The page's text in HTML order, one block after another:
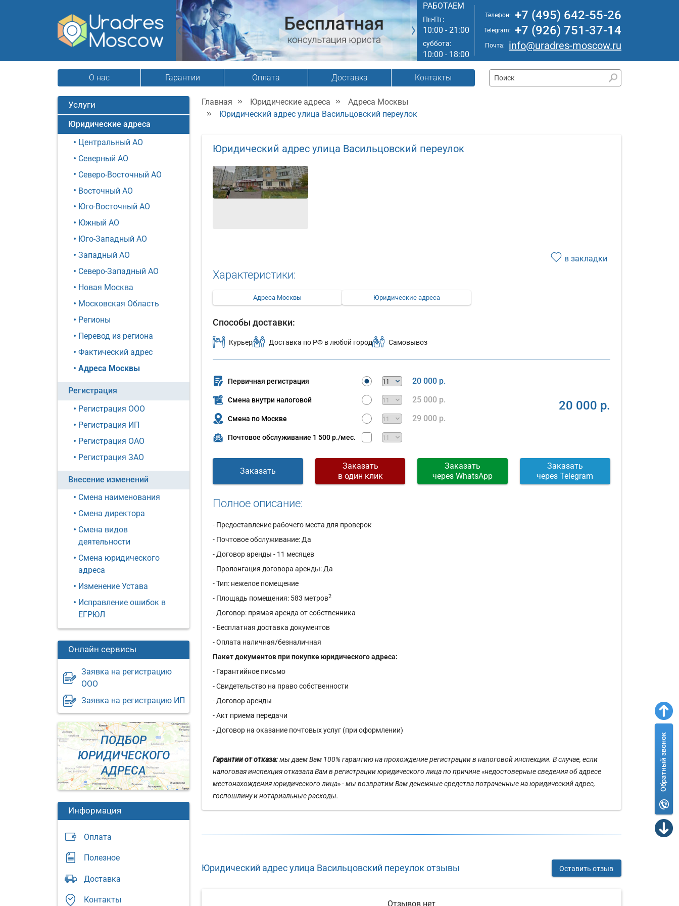
РАБОТАЕМ
Пн-Пт:
10:00 - 21:00
суббота:
10:00 - 18:00
Телефон: +7 (495) 642-55-26
Telegram: +7 (926) 751-37-14
Почта: info@uradres-moscow.ru
О нас Гарантии Оплата Доставка Контакты
Услуги
Юридические адреса
Центральный АО
Северный АО
Северо-Восточный АО
Восточный АО
Юго-Восточный АО
Южный АО
Юго-Западный АО
Западный АО
Северо-Западный АО
Новая Москва
Московская Область
Регионы
Перевод из региона
Фактический адрес
Адреса Москвы
Регистрация
Регистрация ООО
Регистрация ИП
Регистрация ОАО
Регистрация ЗАО
Внесение изменений
Смена наименования
Смена директора
Смена видов
деятельности
Смена юридического
адреса
Изменение Устава
Исправление ошибок в
ЕГРЮЛ
Онлайн сервисы
Заявка на регистрацию
ООО
Заявка на регистрацию ИП
ПОДБОР
ЮРИДИЧЕСКОГО
АДРЕСА
Информация
Оплата
Полезное
Доставка
Контакты
адрес:
Москва,
адрес:
Главная Юридические адреса
Адреса Москвы
Юридический адрес улица Васильцовский переулок
Юридический адрес улица Васильцовский переулок
в закладки
Характеристики:
Адреса Москвы Юридические адреса
Способы доставки:
Курьер Доставка по РФ в любой город Самовывоз
Первичная регистрация 20 000 р.
Смена внутри налоговой 25 000 р.
Смена по Москве 29 000 р.
Почтовое обслуживание 1 500 р./мес.
20 000 р.
Заказать
Заказать
в один клик
Заказать
через WhatsApp
Заказать
через Telegram
Полное описание:
- Предоставление рабочего места для проверок
- Почтовое обслуживание: Да
- Договор аренды - 11 месяцев
- Пролонгация договора аренды: Да
- Тип: нежелое помещение
- Площадь помещения: 583 метров2
- Договор: прямая аренда от собственника
- Бесплатная доставка документов
- Оплата наличная/безналичная
Пакет документов при покупке юридического адреса:
- Гарантийное письмо
- Свидетельство на право собственности
- Договор аренды
- Акт приема передачи
- Договор на оказание почтовых услуг (при оформлении)
Гарантии от отказа:мы даем Вам 100% гарантию на прохождение регистрации в налоговой инспекции. В случае, если
налоговая инспекция отказала Вам в регистрации юридического лица по причине «недостоверные сведения об адресе
местонахождения юридического лица» - мы возвратим Вам денежные средства потраченные на юридический адрес,
госпошлину и нотариальные расходы.
Юридический адрес улица Васильцовский переулок отзывы Оставить отзыв
Отзывов нет